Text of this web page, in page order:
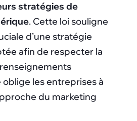
stratégies de
. Cette loi souligne
d’une stratégie
afin de respecter la
oblige les entreprises à
du marketing